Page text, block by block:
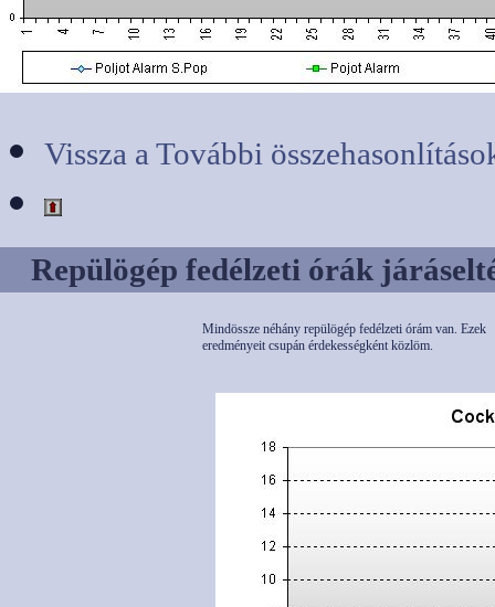
Vissza a További
Repülögép fedélzeti órák
Mindössze néhány repülögép fedélzeti órám van. Ezek
eredményeit csupán érdekességként közlöm.